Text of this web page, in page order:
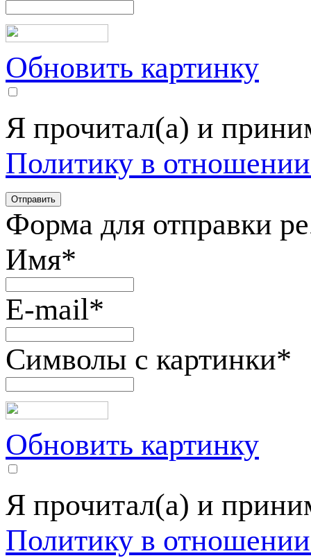
Обновить картинку
Я прочитал(а) и
Политику в
Форма для отправки
Имя*
E-mail*
Символы с картинки*
Обновить картинку
Я прочитал(а) и
Политику в